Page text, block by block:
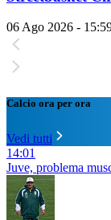
06 Ago 2026 -
Calcio ora per ora
Vedi tutti
14:01
Juve, problema